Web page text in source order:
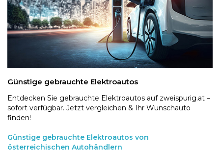
Günstige gebrauchte Elektroautos
Entdecken Sie gebrauchte Elektroautos auf zweispurig.at –
sofort verfügbar. Jetzt vergleichen & Ihr Wunschauto
finden!
Günstige gebrauchte Elektroautos von
österreichischen Autohändlern